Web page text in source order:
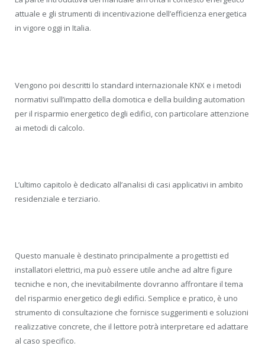
attuale e gli strumenti di incentivazione dell’efficienza energetica
in vigore oggi in Italia.
Vengono poi descritti lo standard internazionale KNX e i metodi
normativi sull’impatto della domotica e della building automation
per il risparmio energetico degli edifici, con particolare attenzione
ai metodi di calcolo.
L’ultimo capitolo è dedicato all’analisi di casi applicativi in ambito
residenziale e terziario.
Questo manuale è destinato principalmente a progettisti ed
installatori elettrici, ma può essere utile anche ad altre figure
tecniche e non, che inevitabilmente dovranno affrontare il tema
del risparmio energetico degli edifici. Semplice e pratico, è uno
strumento di consultazione che fornisce suggerimenti e soluzioni
realizzative concrete, che il lettore potrà interpretare ed adattare
al caso specifico.